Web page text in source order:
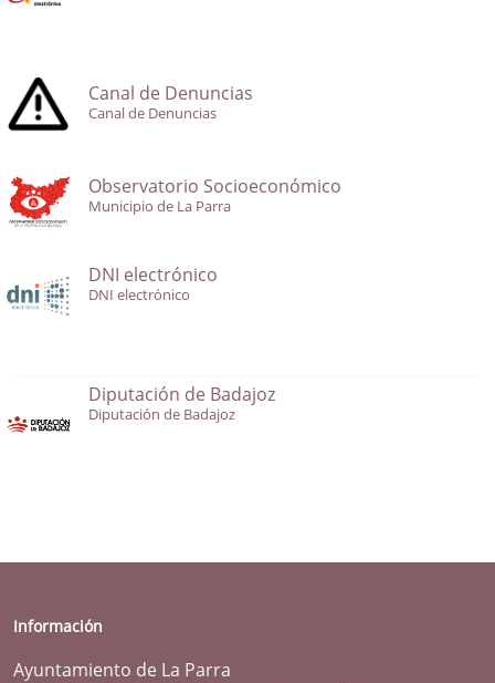
Canal de Denuncias
Canal de Denuncias
Observatorio Socioeconómico
Municipio de La Parra
DNI electrónico
DNI electrónico
Diputación de Badajoz
Diputación de Badajoz
Información
Ayuntamiento de La Parra